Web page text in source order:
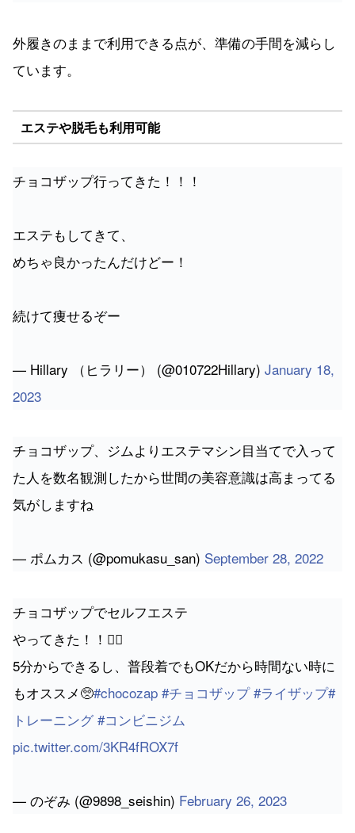
外履きのままで利用できる点が、準備の手間を減らし
ています。
エステや脱毛も利用可能
チョコザップ行ってきた！！！
エステもしてきて、
めちゃ良かったんだけどー！
続けて痩せるぞー
— Hillary （ヒラリー） (@010722Hillary) January 18,
2023
チョコザップ、ジムよりエステマシン目当てで入って
た人を数名観測したから世間の美容意識は高まってる
気がしますね
— ポムカス (@pomukasu_san) September 28, 2022
チョコザップでセルフエステ
やってきた！！💆‍♀️
5分からできるし、普段着でもOKだから時間ない時に
もオススメ🥺#chocozap #チョコザップ #ライザップ#
トレーニング #コンビニジム
pic.twitter.com/3KR4fROX7f
— のぞみ (@9898_seishin) February 26, 2023